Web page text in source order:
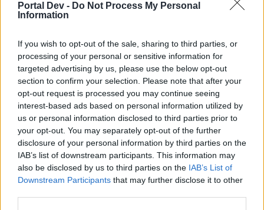
Portal Dev - Do Not Process My Personal
Information
If you wish to opt-out of the sale, sharing to third parties, or
processing of your personal or sensitive information for
targeted advertising by us, please use the below opt-out
section to confirm your selection. Please note that after your
opt-out request is processed you may continue seeing
interest-based ads based on personal information utilized by
us or personal information disclosed to third parties prior to
your opt-out. You may separately opt-out of the further
disclosure of your personal information by third parties on the
IAB’s list of downstream participants. This information may
also be disclosed by us to third parties on the IAB’s List of
Downstream Participants that may further disclose it to other
best.mamanya сказал(а): ↑
искала на полнолунном поле,нашла на
Багамараме,спасибо что подсказали.
best.mamanyaнравится это.
-Аля
Здравствуйте, скажите, а предварительного анонса